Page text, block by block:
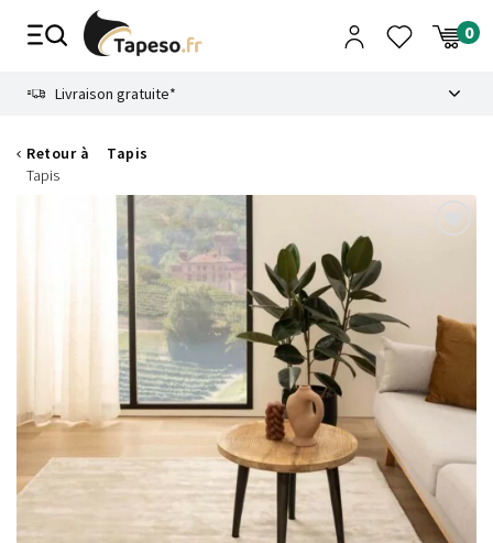
Livraison gratuite*
Retour à
Tapis
Tapis